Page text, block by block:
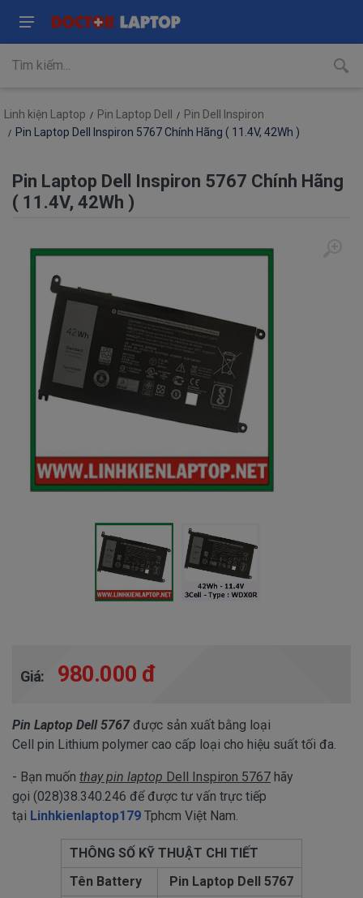
Linh kiện Laptop Pin Laptop Dell
Pin Dell Inspiron
Pin Laptop Dell Inspiron 5767 Chính Hãng ( 11.4V, 42Wh )
Pin Laptop Dell Inspiron 5767 Chính Hãng
( 11.4V, 42Wh )
Giá: 980.000 đ
Pin Laptop Dell 5767 được sản xuất bằng loại
Cell pin Lithium polymer cao cấp loại cho hiệu suất tối đa.
- Bạn muốn thay pin laptop Dell Inspiron 5767 hãy
gọi (028)38.340.246 để được tư vấn trực tiếp
tại Linhkienlaptop179 Tphcm Việt Nam.
THÔNG SỐ KỸ THUẬT CHI TIẾT
Tên Battery
Pin Laptop Dell 5767